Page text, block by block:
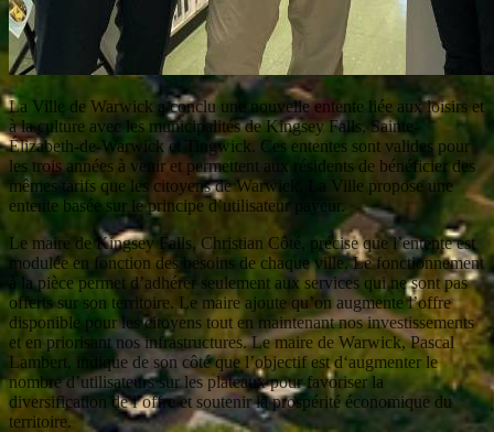
La Ville de Warwick a conclu une nouvelle entente liée aux loisirs et
à la culture avec les municipalités de Kingsey Falls, Sainte-
Élizabeth-de-Warwick et Tingwick. Ces ententes sont valides pour
les trois années à venir et permettent aux résidents de bénéficier des
mêmes tarifs que les citoyens de Warwick. La Ville propose une
entente basée sur le principe d’utilisateur payeur.
Le maire de Kingsey Falls, Christian Côté, précise que l’entente est
modulée en fonction des besoins de chaque ville. Le fonctionnement
à la pièce permet d’adhérer seulement aux services qui ne sont pas
offerts sur son territoire. Le maire ajoute qu’on augmente l’offre
disponible pour les citoyens tout en maintenant nos investissements
et en priorisant nos infrastructures. Le maire de Warwick, Pascal
Lambert, indique de son côté que l’objectif est d‘augmenter le
nombre d’utilisateurs sur les plateaux pour favoriser la
diversification de l’offre et soutenir la prospérité économique du
territoire.